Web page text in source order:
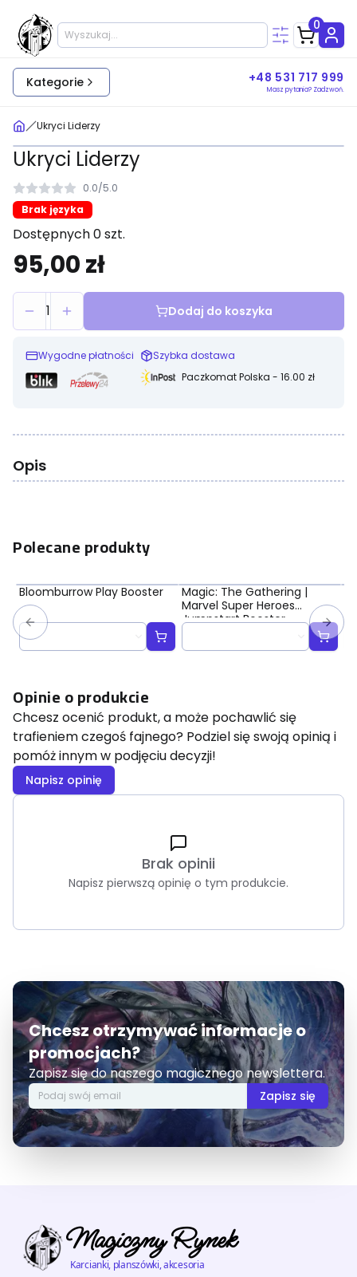
0
Kategorie +48 531 717 999
Masz pytania? Zadzwoń.
Ukryci Liderzy
Ukryci Liderzy
0.0/5.0
Brak języka
Dostępnych 0 szt.
95,00 zł
1 Dodaj do koszyka
Wygodne płatności
Szybka dostawa
Paczkomat Polska - 16.00 zł
Opis
Polecane produkty
Bloomburrow Play Booster
Magic: The Gathering |
Marvel Super Heroes
Jumpstart Booster
Opinie o produkcie
Chcesz ocenić produkt, a może pochawlić się
trafieniem czegoś fajnego? Podziel się swoją opinią i
pomóż innym w podjęciu decyzji!
Napisz opinię
Brak opinii
Napisz pierwszą opinię o tym produkcie.
Chcesz otrzymywać informacje o
promocjach?
Zapisz się do naszego magicznego newslettera.
Zapisz się
Magiczny Rynek
Karcianki, planszówki, akcesoria